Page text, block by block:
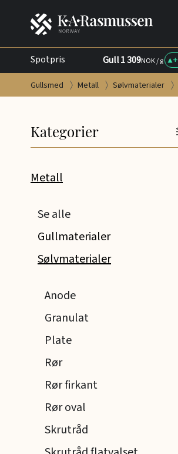
Spotpris Gull1 309NOK / g +
Gullsmed Metall Sølvmaterialer
Kategorier
Metall
Se alle
Gullmaterialer
Sølvmaterialer
Anode
Granulat
Plate
Rør
Rør firkant
Rør oval
Skrutråd